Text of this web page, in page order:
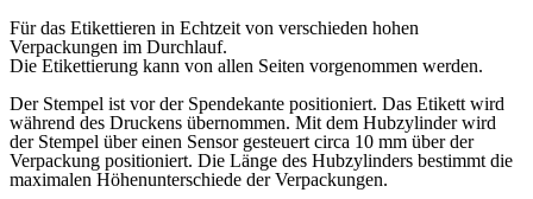
Für das Etikettieren in Echtzeit von verschieden hohen
Verpackungen im Durchlauf.
Die Etikettierung kann von allen Seiten vorgenommen werden.
Der Stempel ist vor der Spendekante positioniert. Das Etikett wird
während des Druckens übernommen. Mit dem Hubzylinder wird
der Stempel über einen Sensor gesteuert circa 10 mm über der
Verpackung positioniert. Die Länge des Hubzylinders bestimmt die
maximalen Höhenunterschiede der Verpackungen.